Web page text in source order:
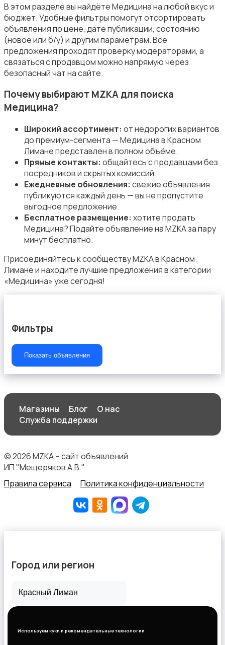
Магазины
Маркетинг и реклама
Медицина
Образование и наука
Перевозки, склад, закупки
В этом разделе вы найдёте Медицина на любой вкус и
бюджет. Удобные фильтры помогут отсортировать
объявления по цене, дате публикации, состоянию
(новое или б/у) и другим параметрам. Все
предложения проходят проверку модераторами, а
связаться с продавцом можно напрямую через
безопасный чат на сайте.
Почему выбирают MZKA для поиска
Медицина?
Широкий ассортимент: от недорогих вариантов
до премиум-сегмента — Медицина в Красном
Лимане представлен в полном объёме.
Прямые контакты: общайтесь с продавцами без
посредников и скрытых комиссий.
Ежедневные обновления: свежие объявления
публикуются каждый день — вы не пропустите
выгодное предложение.
Бесплатное размещение: хотите продать
Медицина? Подайте объявление на MZKA за пару
минут бесплатно.
Присоединяйтесь к сообществу MZKA в Красном
Лимане и находите лучшие предложения в категории
«Медицина» уже сегодня!
Фильтры
Показать объявления
Магазины Блог
О нас
Служба поддержки
© 2026 MZKA – сайт объявлений
ИП "Мещеряков А.В."
Правила сервиса
Политика конфиденциальности
Используем куки и рекомендательные технологии
Город или регион
Все города